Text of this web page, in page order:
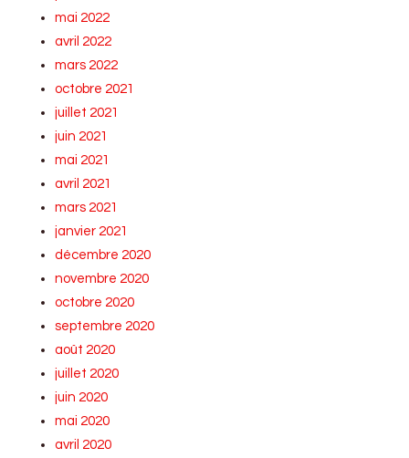
mai 2022
avril 2022
mars 2022
octobre 2021
juillet 2021
juin 2021
mai 2021
avril 2021
mars 2021
janvier 2021
décembre 2020
novembre 2020
octobre 2020
septembre 2020
août 2020
juillet 2020
juin 2020
mai 2020
avril 2020